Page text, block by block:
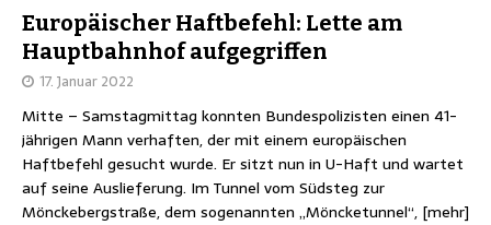
Europäischer Haftbefehl: Lette am
Hauptbahnhof aufgegriffen
17. Januar 2022
Mitte – Samstagmittag konnten Bundespolizisten einen 41-
jährigen Mann verhaften, der mit einem europäischen
Haftbefehl gesucht wurde. Er sitzt nun in U-Haft und wartet
auf seine Auslieferung. Im Tunnel vom Südsteg zur
Mönckebergstraße, dem sogenannten „Möncketunnel“, [mehr]